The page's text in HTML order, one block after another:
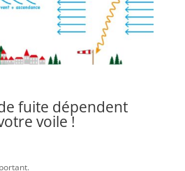
fuite dépendent
voile !